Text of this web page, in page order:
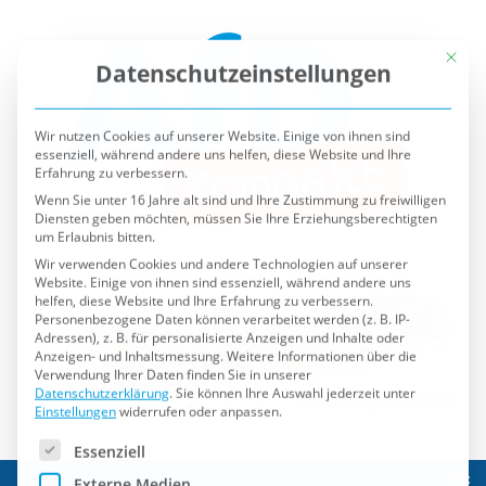
Wir nutzen Cookies auf unserer Website. Einige von ihnen sind
essenziell, während andere uns helfen, diese Website und Ihre
Erfahrung zu verbessern.
Wenn Sie unter 16 Jahre alt sind und Ihre Zustimmung zu freiwilligen
Diensten geben möchten, müssen Sie Ihre Erziehungsberechtigten
um Erlaubnis bitten.
Wir verwenden Cookies und andere Technologien auf unserer
Website. Einige von ihnen sind essenziell, während andere uns
helfen, diese Website und Ihre Erfahrung zu verbessern.
Personenbezogene Daten können verarbeitet werden (z. B. IP-
Adressen), z. B. für personalisierte Anzeigen und Inhalte oder
Anzeigen- und Inhaltsmessung.Weitere Informationen über die
Verwendung Ihrer Daten finden Sie in unserer
Datenschutzerklärung. Sie können Ihre Auswahl jederzeit unter
Einstellungenwiderrufen oder anpassen.
Es folgt eine Liste der Service-Gruppen, für die eine
Externe Medien